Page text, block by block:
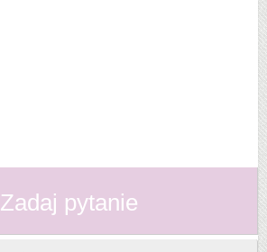
Zadaj pytanie